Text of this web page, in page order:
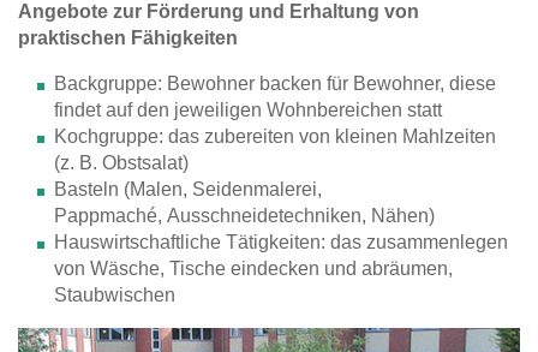
Angebote zur Förderung und Erhaltung von
praktischen Fähigkeiten
Backgruppe: Bewohner backen für Bewohner, diese
findet auf den jeweiligen Wohnbereichen statt
Kochgruppe: das zubereiten von kleinen Mahlzeiten
(z. B. Obstsalat)
Basteln (Malen, Seidenmalerei,
Pappmaché, Ausschneidetechniken, Nähen)
Hauswirtschaftliche Tätigkeiten: das zusammenlegen
von Wäsche, Tische eindecken und abräumen,
Staubwischen